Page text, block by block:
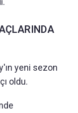
yeni sezon
oldu.